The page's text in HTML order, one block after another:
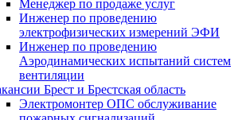
Менеджер по продаже услуг
Инженер по проведению
электрофизических измерений ЭФИ
Инженер по проведению
Аэродинамических испытаний систем
вентиляции
Брест и Брестская область
Электромонтер ОПС обслуживание